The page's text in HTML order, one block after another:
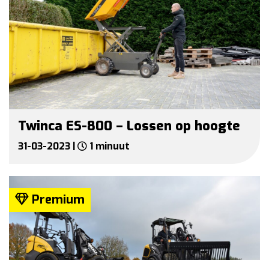
Twinca ES-800 – Lossen op hoogte
31-03-2023 | 1 minuut
Premium